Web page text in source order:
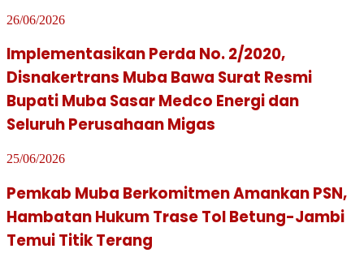
26/06/2026
Implementasikan Perda No. 2/2020,
Disnakertrans Muba Bawa Surat Resmi
Bupati Muba Sasar Medco Energi dan
Seluruh Perusahaan Migas
25/06/2026
Pemkab Muba Berkomitmen Amankan PSN,
Hambatan Hukum Trase Tol Betung-Jambi
Temui Titik Terang